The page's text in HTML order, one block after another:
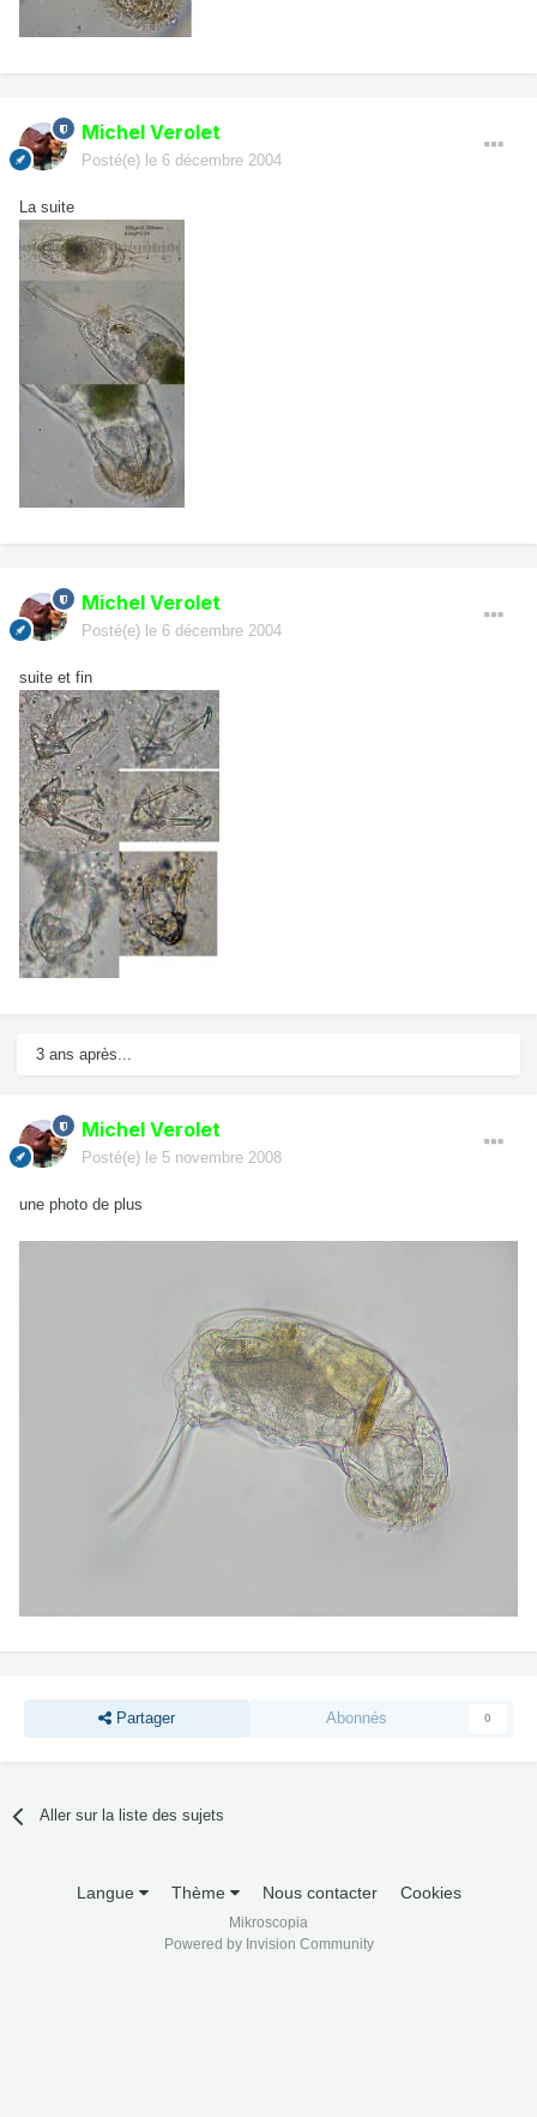
Michel Verolet
Posté(e) le 6 décembre 2004
La suite
Michel Verolet
Posté(e) le 6 décembre 2004
suite et fin
3 ans après...
Michel Verolet
Posté(e) le 5 novembre 2008
une photo de plus
Partager Abonnés 0
Aller sur la liste des sujets
Langue Thème Nous contacter Cookies
Mikroscopia
Powered by Invision Community